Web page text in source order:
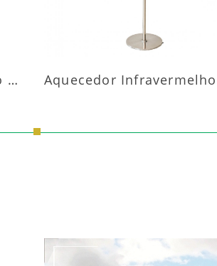
Aquecedor Infravermelho Pedestal